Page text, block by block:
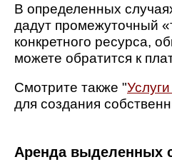
В определенных
дадут промежуточный
конкретного ресурса,
можете обратится к
Смотрите также "
для создания
Аренда выделенных